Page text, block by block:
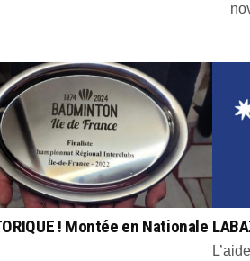
! Montée en Nationale